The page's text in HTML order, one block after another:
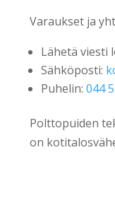
Varaukset ja
Lähetä viesti
Sähköposti:
Puhelin:044
Polttopuiden
on